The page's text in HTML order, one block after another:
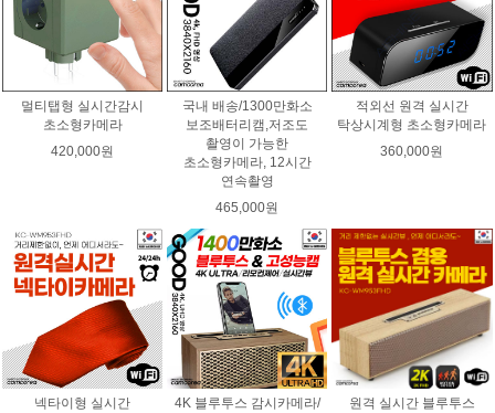
멀티탭형 실시간감시
초소형카메라
420,000원
국내 배송/1300만화소
보조배터리캠,저조도
촬영이 가능한
초소형카메라, 12시간
연속촬영
465,000원
적외선 원격 실시간
탁상시계형 초소형카메라
360,000원
넥타이형 실시간
4K 블루투스 감시카메라/
원격 실시간 블루투스